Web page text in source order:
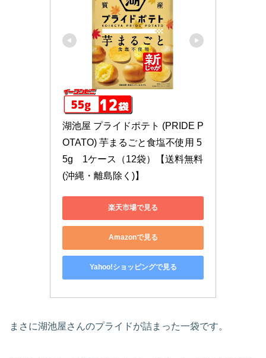
湖池屋 プライドポテト (PRIDE P
OTATO) 芋まるごと食塩不使用 5
5g　1ケース（12袋）【送料無料
(沖縄・離島除く)】
楽天市場で見る
Amazonで見る
Yahoo!ショッピングで見る
まさに湖池屋さんのプライドが詰まった一袋です。